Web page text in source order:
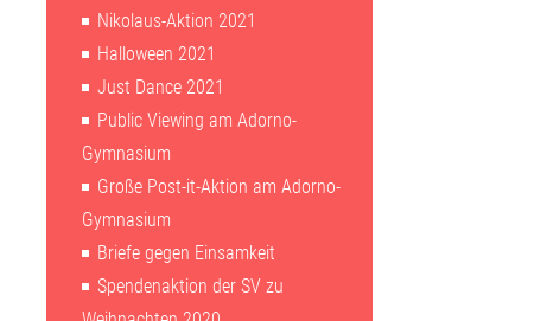
Nikolaus-Aktion 2021
Halloween 2021
Just Dance 2021
Public Viewing am Adorno-
Gymnasium
Große Post-it-Aktion am Adorno-
Gymnasium
Briefe gegen Einsamkeit
Spendenaktion der SV zu